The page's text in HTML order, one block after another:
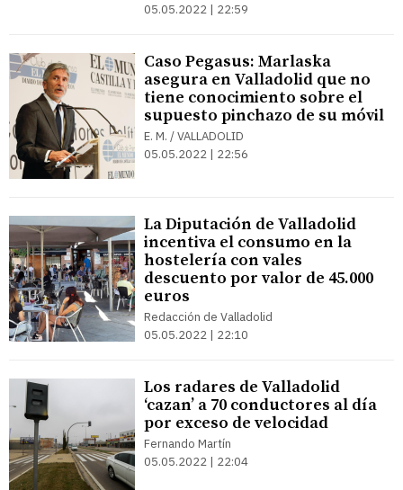
05.05.2022 | 22:59
Caso Pegasus: Marlaska
asegura en Valladolid que no
tiene conocimiento sobre el
supuesto pinchazo de su móvil
E. M. / VALLADOLID
05.05.2022 | 22:56
La Diputación de Valladolid
incentiva el consumo en la
hostelería con vales
descuento por valor de 45.000
euros
Redacción de Valladolid
05.05.2022 | 22:10
Los radares de Valladolid
‘cazan’ a 70 conductores al día
por exceso de velocidad
Fernando Martín
05.05.2022 | 22:04